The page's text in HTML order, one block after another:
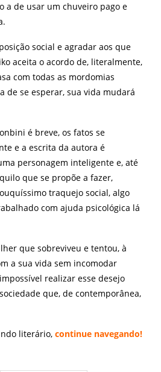
a de usar um chuveiro pago e
social e agradar aos que
aceita o acordo de, literalmente,
com todas as mordomias
de se esperar, sua vida mudará
é breve, os fatos se
e a escrita da autora é
personagem inteligente e, até
que se propõe a fazer,
traquejo social, algo
com ajuda psicológica lá
que sobreviveu e tentou, à
a sua vida sem incomodar
realizar esse desejo
que, de contemporânea,
literário, continue navegando!